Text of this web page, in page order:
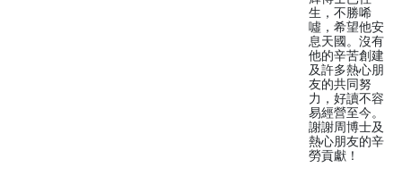
生，不勝唏
噓，希望他安
息天國。沒有
他的辛苦創建
及許多熱心朋
友的共同努
力，好讀不容
易經營至今。
謝謝周博士及
熱心朋友的辛
勞貢獻！